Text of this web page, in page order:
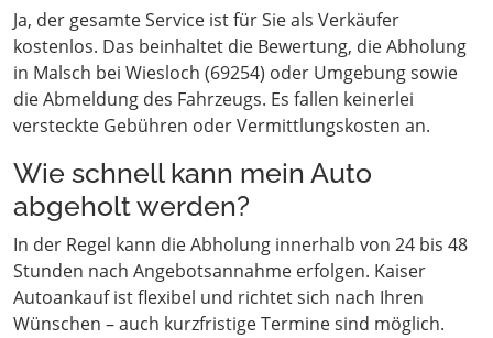
Ja, der gesamte Service ist für Sie als Verkäufer
kostenlos. Das beinhaltet die Bewertung, die Abholung
in Malsch bei Wiesloch (69254) oder Umgebung sowie
die Abmeldung des Fahrzeugs. Es fallen keinerlei
versteckte Gebühren oder Vermittlungskosten an.
Wie schnell kann mein Auto
abgeholt werden?
In der Regel kann die Abholung innerhalb von 24 bis 48
Stunden nach Angebotsannahme erfolgen. Kaiser
Autoankauf ist flexibel und richtet sich nach Ihren
Wünschen – auch kurzfristige Termine sind möglich.